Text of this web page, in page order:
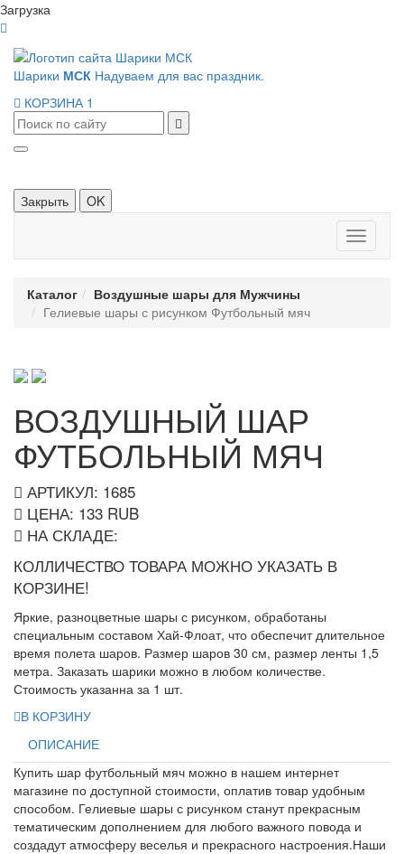
Загрузка
Шарики МСК Надуваем для вас праздник.
КОРЗИНА 1
Закрыть OK
Панель
Каталог
Воздушные шары для Мужчины
Гелиевые шары с рисунком Футбольный мяч
ВОЗДУШНЫЙ ШАР
ФУТБОЛЬНЫЙ МЯЧ
АРТИКУЛ: 1685
ЦЕНА: 133 RUB
НА СКЛАДЕ:
КОЛЛИЧЕСТВО ТОВАРА МОЖНО УКАЗАТЬ В
КОРЗИНЕ!
Яркие, разноцветные шары с рисунком, обработаны
специальным составом Хай-Флоат, что обеспечит длительное
время полета шаров. Размер шаров 30 см, размер ленты 1,5
метра. Заказать шарики можно в любом количестве.
Стоимость указанна за 1 шт.
В КОРЗИНУ
ОПИСАНИЕ
Купить шар футбольный мяч можно в нашем интернет
магазине по доступной стоимости, оплатив товар удобным
способом. Гелиевые шары с рисунком станут прекрасным
тематическим дополнением для любого важного повода и
создадут атмосферу веселья и прекрасного настроения.Наши